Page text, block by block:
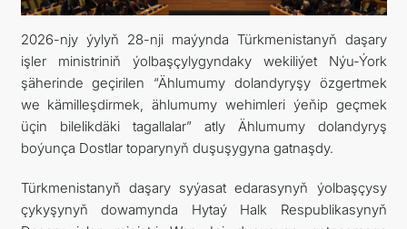
2026-njy ýylyň 28-nji maýynda Türkmenistanyň daşary
işler ministriniň ýolbaşçylygyndaky wekiliýet Nýu-Ýork
şäherinde geçirilen “Ählumumy dolandyryşy özgertmek
we kämilleşdirmek, ählumumy wehimleri ýeňip geçmek
üçin bilelikdäki tagallalar” atly Ählumumy dolandyryş
boýunça Dostlar toparynyň duşuşygyna gatnaşdy.
Türkmenistanyň daşary syýasat edarasynyň ýolbaşçysy
çykyşynyň dowamynda Hytaý Halk Respublikasynyň